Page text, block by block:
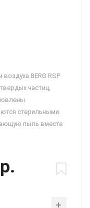
BERG RSP
частиц,
стерильными.
пыль вместе
р.